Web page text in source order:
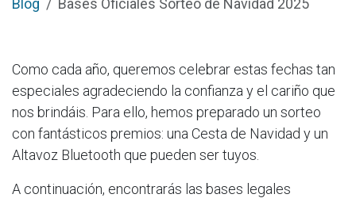
Como cada año, queremos celebrar estas fechas tan
especiales agradeciendo la confianza y el cariño que
nos brindáis. Para ello, hemos preparado un sorteo
con fantásticos premios: una Cesta de Navidad y un
Altavoz Bluetooth que pueden ser tuyos.
A continuación, encontrarás las bases legales